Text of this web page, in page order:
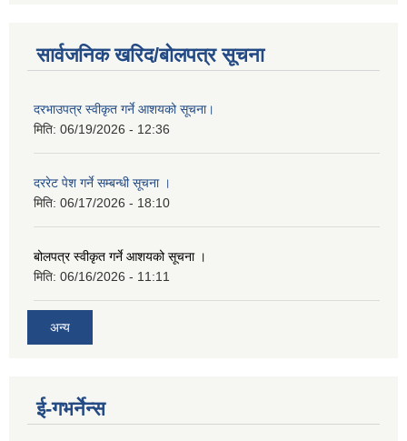
सार्वजनिक खरिद/बोलपत्र सूचना
दरभाउपत्र स्वीकृत गर्ने आशयको सूचना।
मिति: 06/19/2026 - 12:36
दररेट पेश गर्ने सम्बन्धी सूचना ।
मिति: 06/17/2026 - 18:10
बोलपत्र स्वीकृत गर्ने आशयको सूचना ।
मिति: 06/16/2026 - 11:11
अन्य
ई-गभर्नेन्स